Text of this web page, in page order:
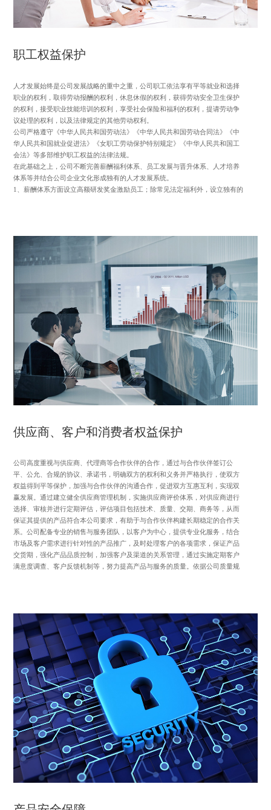
中小股东的利益，努力实现公司价值最大化和股东利益最大化。
职工权益保护
人才发展始终是公司发展战略的重中之重，公司职工依法享有平等就业和选择
职业的权利，取得劳动报酬的权利，休息休假的权利，获得劳动安全卫生保护
的权利，接受职业技能培训的权利，享受社会保险和福利的权利，提请劳动争
议处理的权利，以及法律规定的其他劳动权利。
公司严格遵守《中华人民共和国劳动法》《中华人民共和国劳动合同法》《中
华人民共和国就业促进法》《女职工劳动保护特别规定》《中华人民共和国工
会法》等多部维护职工权益的法律法规。
在此基础之上，公司不断完善薪酬福利体系、员工发展与晋升体系、人才培养
体系等并结合公司企业文化形成独有的人才发展系统。
1、薪酬体系方面设立高额研发奖金激励员工；除常见法定福利外，设立独有的
会；关注员工健康，定期为员工安排体检，并安排专业人员为员工解读体检报
2、打造卓越职场人，提升员工职场竞争力，塑造员工“主动、热情、专业、专
注”的优秀品质，让员工健康成长。
3、员工即是公司的长期合作伙伴，对员工进行长期股权激励，知识产权激励，
公司通过制定《员工购房借款管理办法》及员工租房补贴，解决员工刚需住房
问题，通过人才引进等为符合资质的员工提供落户安排，帮助员工实现安居乐
业。通过制定《关爱互助基金管理办法》，为员工因自身或家庭直系亲属发生
重大疾病而暂时出现的经济周转问题给予适当的经济扶助，减缓或消除员工因
此而产生的身心压力，关爱员工的同时履行社会责任。
公司以人才发展为战略，以员工诉求为核心，持续优化与落实每件与员工利益
密切相关的事项，保障员工长远稳定发展。
供应商、客户和消费者权益保护
公司高度重视与供应商、代理商等合作伙伴的合作，通过与合作伙伴签订公
平、公允、合规的协议、承诺书，明确双方的权利和义务并严格执行，使双方
权益得到平等保护，加强与合作伙伴的沟通合作，促进双方互惠互利，实现双
赢发展。通过建立健全供应商管理机制，实施供应商评价体系，对供应商进行
选择、审核并进行定期评估，评估项目包括技术、质量、交期、商务等，从而
保证其提供的产品符合本公司要求，有助于与合作伙伴构建长期稳定的合作关
系。公司配备专业的销售与服务团队，以客户为中心，提供专业化服务，结合
市场及客户需求进行针对性的产品推广，及时处理客户的各项需求，保证产品
交货期，强化产品品质控制，加强客户及渠道的关系管理，通过实施定期客户
满意度调查、客户反馈机制等，努力提高产品与服务的质量。依据公司质量规
过了 ISO9001 的质量管理体系认证，并且公司持续关注有毒有害法律法规状
态，及时识别相关的有害物，通过这样的实时监控，使公司的产品均符合 EU
RoHS 和 REACH 的法规要求。2022 年，公司以“打造高质量产品，构建新发展
格局”为主题举办了“2022 年Z6·尊龙凯时质量月活动”，紧紧围绕“成就客户、
赢在质量、全员参与、主动改善”展开，激励公司全员从意识层面开始重视质量
管理，参与从质量管控，监督质量问题，能够确保公司的质量管理体系有效的
运行且落到实处。强化公司全面质量管理，是提升公司效益的根本之策，公司
在各业务流程上逐步完善、各项目阶段不断严格要求，使得公司的综合质量管
理体系进一步提升和加强。通过本次活动，公司全员能够进一步强化自我质量
管控意识及客户服务意识，打造更高质量的产品，以更好的构建公司未来新的
发展格局。一直以来，公司把质量视作立业之本及企业生命线。未来，公司也
将扎实深化质量管理意识，促进质量责任落实，不断助力公司的高质量、可持
续发展。